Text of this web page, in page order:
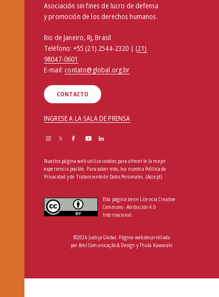
Asociación sin fines de lucro de defensa
y promoción de los derechos humanos.
Rio de Janeiro, RJ, Brasil
Teléfono: +55 (21) 2544-2320 | (21)
98047-0601
E-mail:contato@global.org.br
CONTACTO
INGRESE A LA SALA DE PRENSA
Nuestra página web utiliza cookies para ofrecerle la mejor
experiencia posible. Para saber más, lea nuestra Política de
Privacidad y de Tratamiento de Datos Personales (Accept)
Esta página tiene Licencia Creative
Commons - Atribución 4.0
Internacional.
©2026 Justiça Global. Página web desarrollada
por Amí Comunicação & Design yThula Kawasaki